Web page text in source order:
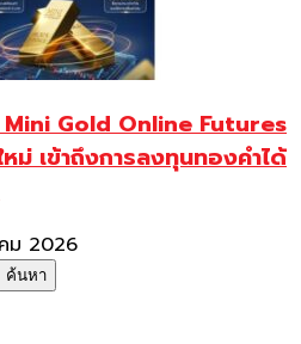
Mini Gold Online Futures
ม่ เข้าถึงการลงทุนทองคำได้
ม 2026